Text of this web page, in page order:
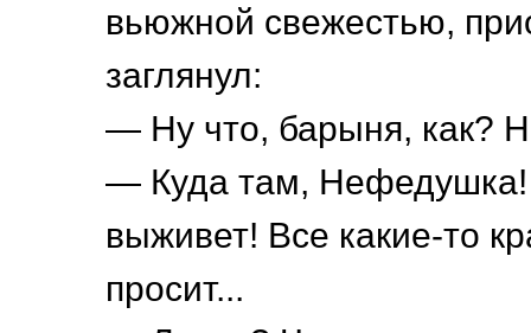
вьюжной свежестью,
заглянул:
— Ну что, барыня, как?
— Куда там, Нефедушка!
выживет! Все какие-то
просит...